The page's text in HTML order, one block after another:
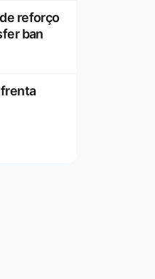
reforço
ban